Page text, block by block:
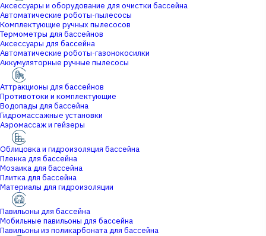
Аксессуары и оборудование для очистки бассейна
Автоматические роботы-пылесосы
Комплектующие ручных пылесосов
Термометры для бассейнов
Аксессуары для бассейна
Автоматические роботы-газонокосилки
Аккумуляторные ручные пылесосы
Аттракционы для бассейнов
Противотоки и комплектующие
Водопады для бассейна
Гидромассажные установки
Аэромассаж и гейзеры
Облицовка и гидроизоляция бассейна
Пленка для бассейна
Мозаика для бассейна
Плитка для бассейна
Материалы для гидроизоляции
Павильоны для бассейна
Мобильные павильоны для бассейна
Павильоны из поликарбоната для бассейна